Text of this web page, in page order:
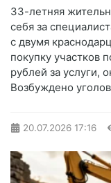
33-летняя
себя за
с двумя
покупку участков
рублей за услуги,
Возбуждено
20.07.2026 17:16